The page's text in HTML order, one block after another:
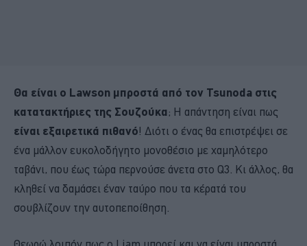
Θα είναι ο Lawson μπροστά από τον Tsunoda στις
κατατακτήριες της Σουζούκα; Η απάντηση είναι πως
είναι εξαιρετικά πιθανό! Διότι ο ένας θα επιστρέψει σε
ένα μάλλον ευκολοδήγητο μονοθέσιο με χαμηλότερο
ταβάνι, που έως τώρα περνούσε άνετα στο Q3. Κι άλλος, θα
κληθεί να δαμάσει έναν ταύρο που τα κέρατά του
σουβλίζουν την αυτοπεποίθηση.